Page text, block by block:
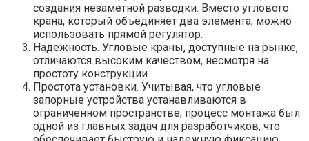
создания незаметной разводки. Вместо углового
крана, который объединяет два элемента, можно
использовать прямой регулятор.
Надежность. Угловые краны, доступные на рынке,
отличаются высоким качеством, несмотря на
простоту конструкции.
Простота установки. Учитывая, что угловые
запорные устройства устанавливаются в
ограниченном пространстве, процесс монтажа был
одной из главных задач для разработчиков, что